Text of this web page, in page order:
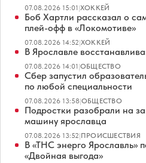
07.08.2026 15:01|ХОККЕЙ
Боб Хартли рассказал о
плей-офф в «Локомотиве»
07.08.2026 14:52|ХОККЕЙ
В Ярославле
07.08.2026 14:01|ОБЩЕСТВО
Сбер запустил
по любой специальности
07.08.2026 13:58|ОБЩЕСТВО
Подростки разобрали на
машину ярославца
07.08.2026 13:52|ПРОИСШЕСТВИЯ
В «ТНС энерго Ярославль»
«Двойная выгода»